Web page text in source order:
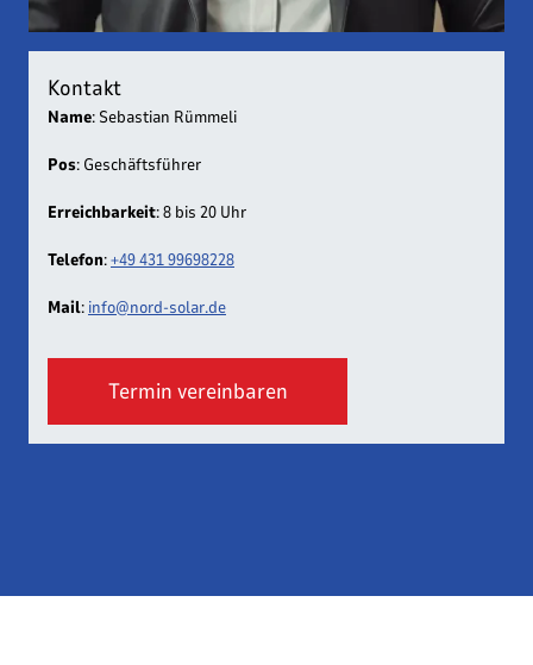
Geschäftsführer
Sebastian Rümmeli
Kontakt
Name: Sebastian Rümmeli
Pos: Geschäftsführer
Erreichbarkeit: 8 bis 20 Uhr
Telefon:+49 431 99698228
Mail: info@nord-solar.de
Termin vereinbaren